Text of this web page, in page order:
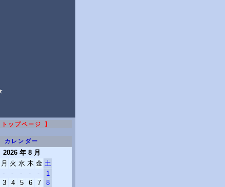
トップページ 】
カレンダー
2026 年 8 月
月 火 水 木 金 土
- - - - -
1
3 4 5 6 7
8